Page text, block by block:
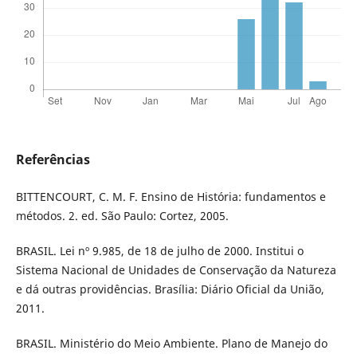
Referências
BITTENCOURT, C. M. F. Ensino de História: fundamentos e
métodos. 2. ed. São Paulo: Cortez, 2005.
BRASIL. Lei nº 9.985, de 18 de julho de 2000. Institui o
Sistema Nacional de Unidades de Conservação da Natureza
e dá outras providências. Brasília: Diário Oficial da União,
2011.
BRASIL. Ministério do Meio Ambiente. Plano de Manejo do